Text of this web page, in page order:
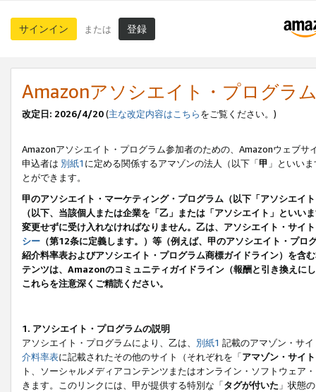
サインイン または 登録
Amazonアソシエイト・プログラ
改定日: 2026/4/20(主な改定内容はこちらをご覧ください。)
Amazonアソシエイト・プログラム参加者のための、Amazonウェブサ
申込者は 別紙1 に定める関係するアマゾンの法人（以下「甲 」といい
とができます。
甲のアソシエイト・マーケティング・プログラム（以下「アソシエイ
（以下、当該個人または企業を「乙」または「アソシエイト」とい
変更せずに受け入れなければなりません。乙は、アソシエイト・サイ
シー （第12条に定義します。）等（例えば、甲のアソシエイト・プ
紹介料率表およびアソシエイト・プログラム商標ガイドライン）を
テンツは、Amazonのコミュニティガイドライン（報酬と引き換えに
これらを注意深くご精読ください。
1. アソシエイト・プログラムの説明
アソシエイト・プログラムにより、乙は、 別紙1 記載のアマゾン・サ
介料率表に記載されたその他のサイト（それぞれを「アマゾン・サイト
ト、ソーシャルメディアコンテンツまたはオンライン・ソフトウェア
きます。このリンクには、甲が提供する特別な「タグが付いた 」状態